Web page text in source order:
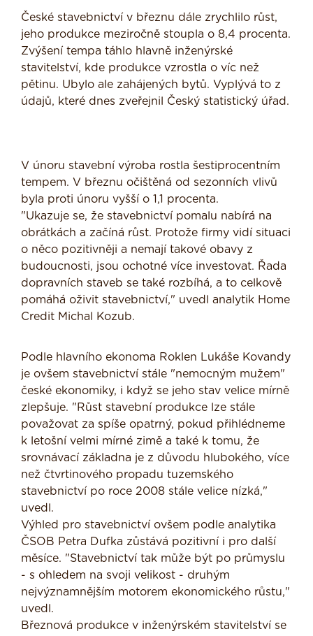
České stavebnictví v březnu dále zrychlilo růst,
jeho produkce meziročně stoupla o 8,4 procenta.
Zvýšení tempa táhlo hlavně inženýrské
stavitelství, kde produkce vzrostla o víc než
pětinu. Ubylo ale zahájených bytů. Vyplývá to z
údajů, které dnes zveřejnil Český statistický úřad.
V únoru stavební výroba rostla šestiprocentním
tempem. V březnu očištěná od sezonních vlivů
byla proti únoru vyšší o 1,1 procenta.
"Ukazuje se, že stavebnictví pomalu nabírá na
obrátkách a začíná růst. Protože firmy vidí situaci
o něco pozitivněji a nemají takové obavy z
budoucnosti, jsou ochotné více investovat. Řada
dopravních staveb se také rozbíhá, a to celkově
pomáhá oživit stavebnictví," uvedl analytik Home
Credit Michal Kozub.
Podle hlavního ekonoma Roklen Lukáše Kovandy
je ovšem stavebnictví stále "nemocným mužem"
české ekonomiky, i když se jeho stav velice mírně
zlepšuje. "Růst stavební produkce lze stále
považovat za spíše opatrný, pokud přihlédneme
k letošní velmi mírné zimě a také k tomu, že
srovnávací základna je z důvodu hlubokého, více
než čtvrtinového propadu tuzemského
stavebnictví po roce 2008 stále velice nízká,"
uvedl.
Výhled pro stavebnictví ovšem podle analytika
ČSOB Petra Dufka zůstává pozitivní i pro další
měsíce. "Stavebnictví tak může být po průmyslu
- s ohledem na svoji velikost - druhým
nejvýznamnějším motorem ekonomického růstu,"
uvedl.
Březnová produkce v inženýrském stavitelství se